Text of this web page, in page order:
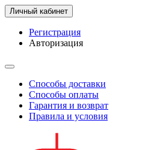
Личный кабинет
Регистрация
Авторизация
Способы доставки
Способы оплаты
Гарантия и возврат
Правила и условия